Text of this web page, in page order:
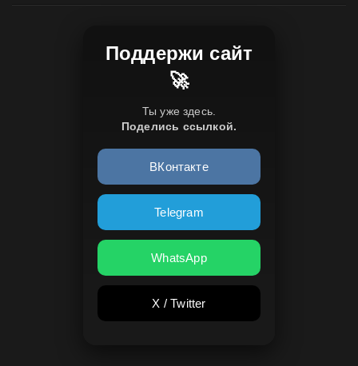
Поддержи сайт
🚀
Ты уже здесь.
Поделись ссылкой.
ВКонтакте
Telegram
WhatsApp
X / Twitter